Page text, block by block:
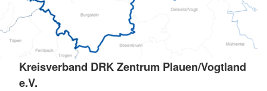
Kreisverband DRK Zentrum Plauen/Vogtland
e.V.